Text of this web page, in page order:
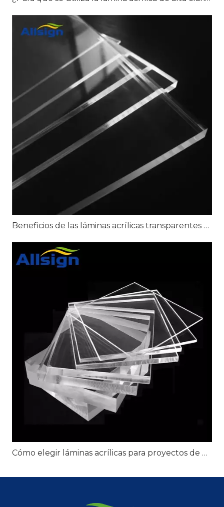
Beneficios de las láminas acrílicas transparentes para señalización transparente
Cómo elegir láminas acrílicas para proyectos de exhibición minorista